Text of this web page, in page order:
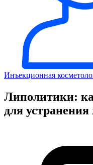
Инъекционная
Липолитики:
для